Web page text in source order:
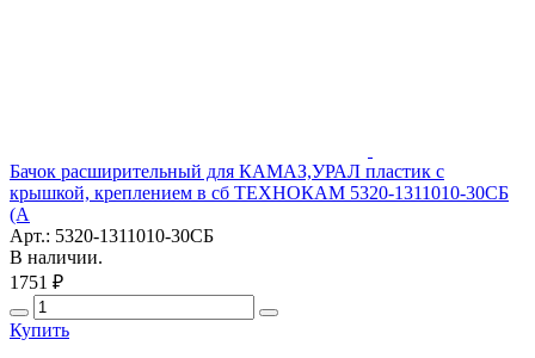
Бачок расширительный для КАМАЗ,УРАЛ пластик с
крышкой, креплением в сб ТЕХНОКАМ 5320-1311010-30СБ
(А
Арт.: 5320-1311010-30СБ
В наличии.
1751 ₽
Купить